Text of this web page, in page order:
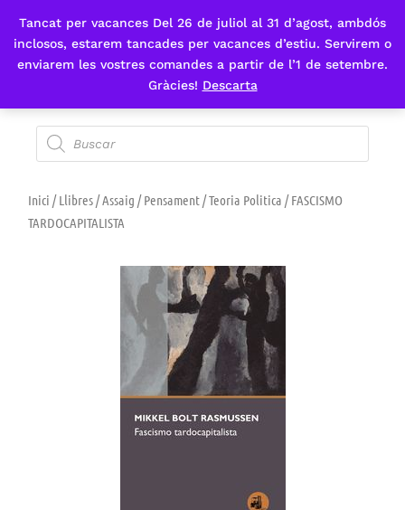
Tancat per vacances Del 26 de juliol al 31 d’agost, ambdós
inclosos, estarem tancades per vacances d’estiu. Servirem o
enviarem les vostres comandes a partir de l’1 de setembre.
Gràcies! Descarta
Fes-te'n sòcia
Inici /Llibres/Assaig /Pensament/Teoria Politica / FASCISMO
TARDOCAPITALISTA